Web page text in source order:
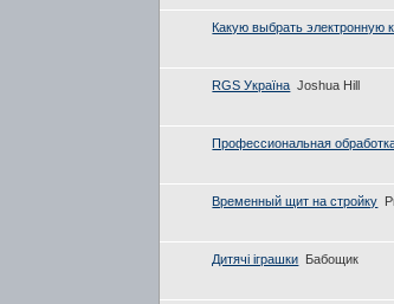
Какую выбрать электронную
RGS Україна Joshua Hill
Профессиональная
Временный щит на стройку
Дитячі іграшки Бабощик